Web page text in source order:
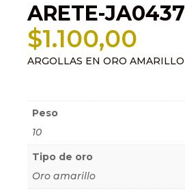
ARETE-JA0437
$1.100,00
ARGOLLAS EN ORO AMARILLO
Peso
10
Tipo de oro
Oro amarillo